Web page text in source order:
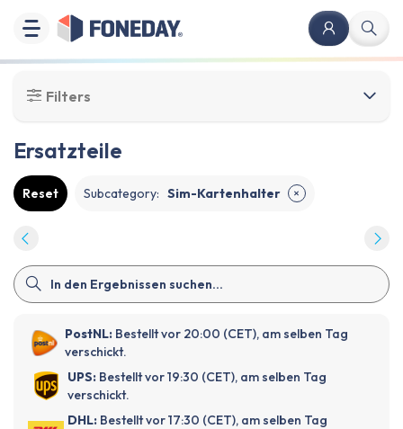
Filters
Ersatzteile
Reset Subcategory: Sim-Kartenhalter ✕
PostNL: Bestellt vor 20:00 (CET), am selben Tag
verschickt.
UPS: Bestellt vor 19:30 (CET), am selben Tag
verschickt.
DHL: Bestellt vor 17:30 (CET), am selben Tag